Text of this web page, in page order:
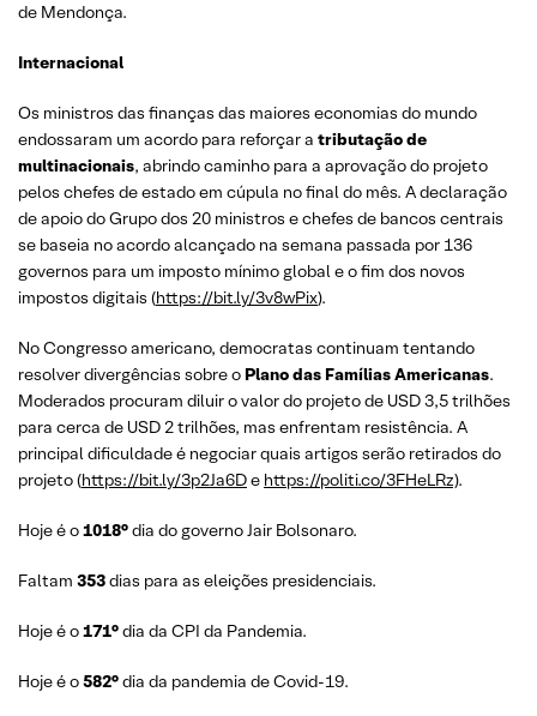
de Mendonça.
Internacional
Os ministros das finanças das maiores economias do mundo
endossaram um acordo para reforçar a tributação de
multinacionais, abrindo caminho para a aprovação do projeto
pelos chefes de estado em cúpula no final do mês. A declaração
de apoio do Grupo dos 20 ministros e chefes de bancos centrais
se baseia no acordo alcançado na semana passada por 136
governos para um imposto mínimo global e o fim dos novos
impostos digitais (https://bit.ly/3v8wPix).
No Congresso americano, democratas continuam tentando
resolver divergências sobre o Plano das Famílias Americanas.
Moderados procuram diluir o valor do projeto de USD 3,5 trilhões
para cerca de USD 2 trilhões, mas enfrentam resistência. A
principal dificuldade é negociar quais artigos serão retirados do
projeto (https://bit.ly/3p2Ja6De https://politi.co/3FHeLRz).
Hoje é o1018°dia do governo Jair Bolsonaro.
Faltam 353dias para as eleições presidenciais.
Hoje é o171°dia da CPI da Pandemia.
Hoje é o582°dia da pandemia de Covid-19.